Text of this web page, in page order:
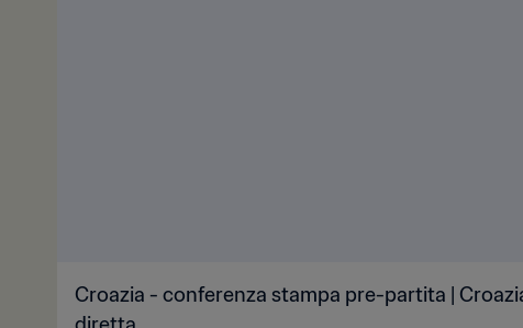
Croazia - conferenza stampa pre-partita |